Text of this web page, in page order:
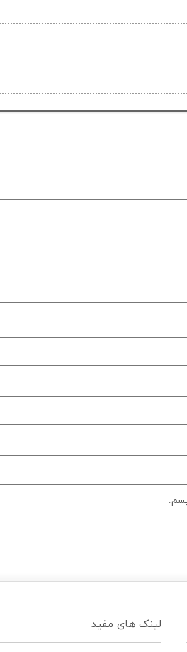
لینک های مفید